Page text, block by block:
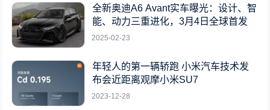
全新奥迪A6 Avant实车曝光：设计、智
能、动力三重进化，3月4日全球首发
2025-02-23
年轻人的第一辆轿跑 小米汽车技术发
布会近距离观摩小米SU7
2023-12-28